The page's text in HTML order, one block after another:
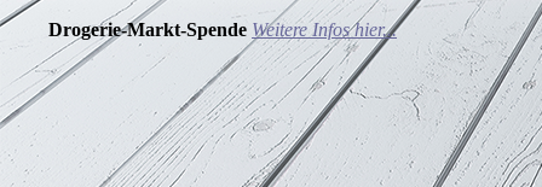
Drogerie-Markt-Spende Weitere Infos hier...